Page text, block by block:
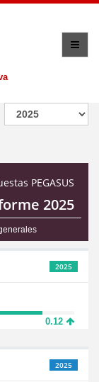
PEGASUS
2025
2025
0.12
2025